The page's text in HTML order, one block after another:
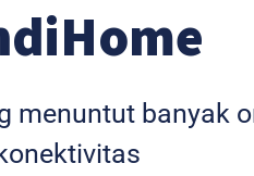
menuntut banyak